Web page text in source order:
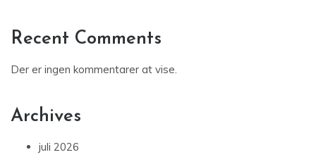
Recent Comments
Der er ingen kommentarer at vise.
Archives
juli 2026